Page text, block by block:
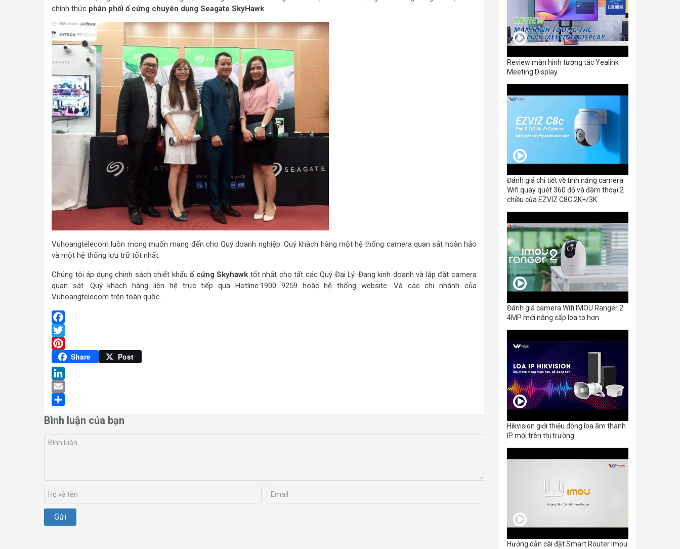
chính thức phân phối ổ cứng chuyên dụng Seagate SkyHawk.
Vuhoangtelecom luôn mong muốn mang đến cho Quý doanh nghiệp. Quý khách hàng một hệ thống camera quan sát hoàn hảo
và một hệ thống lưu trữ tốt nhất.
Chúng tôi áp dụng chính sách chiết khấuổ cứng Skyhawk tốt nhất cho tất các Quý Đại Lý. Đang kinh doanh và lắp đặt camera
quan sát. Quý khách hàng liên hệ trực tiếp qua Hotline:1900 9259 hoặc hệ thống website. Và các chi nhánh của
Vuhoangtelecom trên toàn quốc.
Facebook
Twitter
Pinterest
Share Post
LinkedIn
Email
Bình luận của bạn
Review màn hình tương tác Yealink
Meeting Display
Đánh giá chi tiết về tính năng camera
Wifi quay quét 360 độ và đàm thoại 2
chiều của EZVIZ C8C 2K+/3K
Đánh giá camera Wifi IMOU Ranger 2
4MP mới nâng cấp loa to hơn
Hikvision giới thiệu dòng loa âm thanh
IP mới trên thị trường
Hướng dẫn cài đặt Smart Router Imou